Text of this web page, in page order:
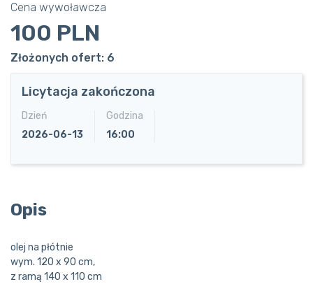
Cena wywoławcza
100 PLN
Złożonych ofert: 6
Licytacja zakończona
Dzień
2026-06-13
Godzina
16:00
Opis
olej na płótnie
wym. 120 x 90 cm,
z ramą 140 x 110 cm